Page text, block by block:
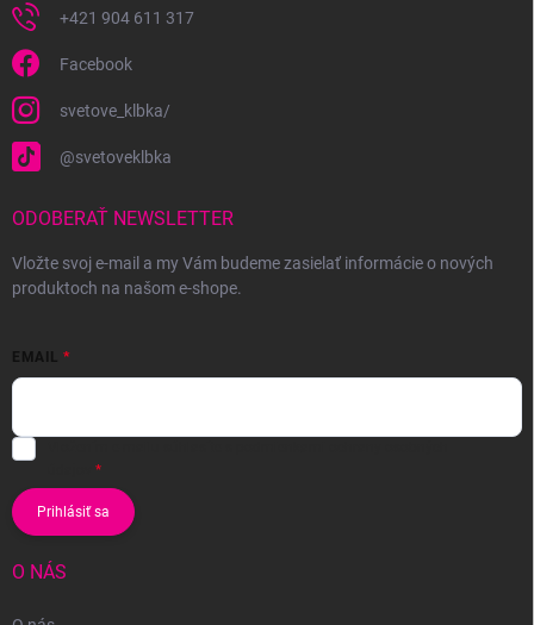
+421 904 611 317
Facebook
svetove_klbka/
@svetoveklbka
ODOBERAŤ NEWSLETTER
Vložte svoj e-mail a my Vám budeme zasielať informácie o nových
produktoch na našom e-shope.
EMAIL
Prihlásiť sa
O NÁS